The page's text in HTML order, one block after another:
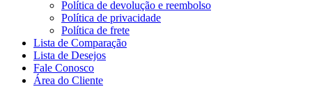
Política de devolução e reembolso
Política de privacidade
Política de frete
Lista de Comparação
Lista de Desejos
Fale Conosco
Área do Cliente